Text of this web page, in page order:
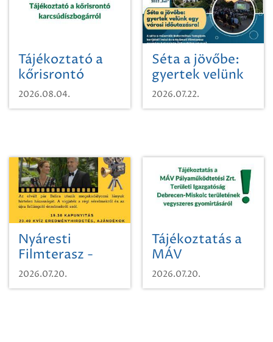
Tájékoztató a
kőrisrontó
karcsúdíszbogárról
2026.08.04.
Séta a jövőbe:
gyertek velünk
egy városi
időutazásra!
2026.07.22.
Nyáresti
Filmterasz -
Beugró a
Paradicsomba
2026.07.20.
Tájékoztatás a
MÁV
Pályaműködtetési
Zrt. Területi
2026.07.20.